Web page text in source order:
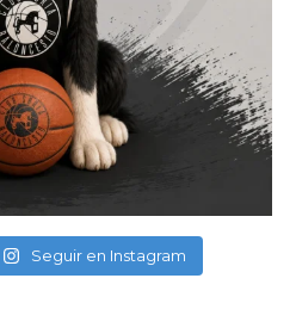
Seguir en Instagram